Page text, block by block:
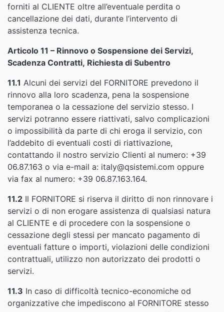
forniti al CLIENTE oltre all’eventuale perdita o
cancellazione dei dati, durante l’intervento di
assistenza tecnica.
Articolo 11 – Rinnovo o Sospensione dei Servizi,
Scadenza Contratti, Richiesta di Subentro
11.1 Alcuni dei servizi del FORNITORE prevedono il
rinnovo alla loro scadenza, pena la sospensione
temporanea o la cessazione del servizio stesso. I
servizi potranno essere riattivati, salvo complicazioni
o impossibilità da parte di chi eroga il servizio, con
l’addebito di eventuali costi di riattivazione,
contattando il nostro servizio Clienti al numero: +39
06.87.163 o via e-mail a: italy@qsistemi.com oppure
via fax al numero: +39 06.87.163.164.
11.2 Il FORNITORE si riserva il diritto di non rinnovare i
servizi o di non erogare assistenza di qualsiasi natura
al CLIENTE e di procedere con la sospensione o
cessazione degli stessi per mancato pagamento di
eventuali fatture o importi, violazioni delle condizioni
contrattuali, utilizzo non autorizzato dei prodotti o
servizi.
11.3 In caso di difficoltà tecnico-economiche od
organizzative che impediscono al FORNITORE stesso